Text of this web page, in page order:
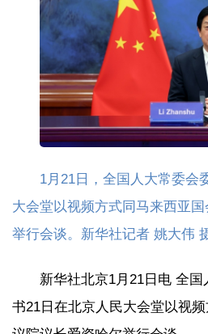
1月21日，全国人大常委会
大会堂以视频方式同马来西亚
举行会谈。新华社记者 姚大伟
新华社北京1月21日电 全
书21日在北京人民大会堂以视